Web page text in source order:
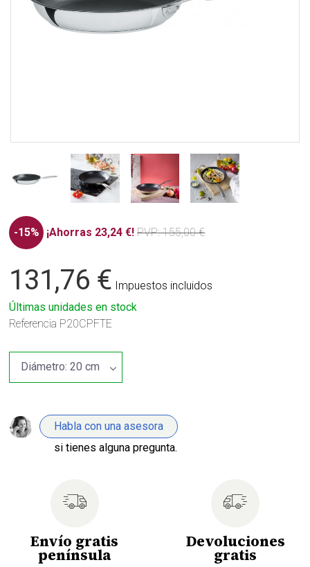
-15% ¡Ahorras 23,24 €! PVP: 155,00 €
131,76 € Impuestos incluidos
Últimas unidades en stock
Referencia P20CPFTE
Habla con una asesora
si tienes alguna pregunta.
Envío gratis
península
Devoluciones
gratis